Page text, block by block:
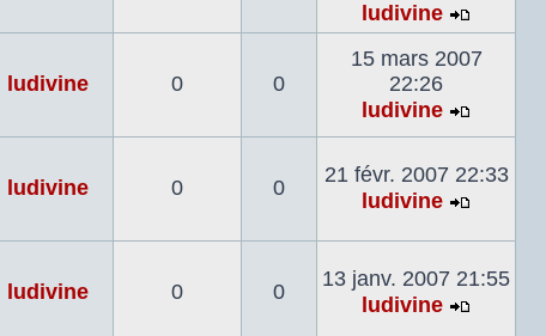
ludivine
Voir
le
ludivine 0 0
15 mars 2007
22:26
ludivine
dernier
ludivine 0 0
21 févr. 2007 22:33
ludivine
le
dernier
ludivine 0 0
13 janv. 2007 21:55
ludivine